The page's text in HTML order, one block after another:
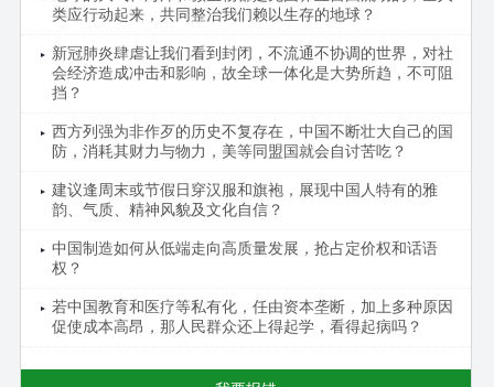
类应行动起来，共同整治我们赖以生存的地球？
新冠肺炎肆虐让我们看到封闭，不流通不协调的世界，对社
会经济造成冲击和影响，故全球一体化是大势所趋，不可阻
挡？
西方列强为非作歹的历史不复存在，中国不断壮大自己的国
防，消耗其财力与物力，美等同盟国就会自讨苦吃？
建议逢周末或节假日穿汉服和旗袍，展现中国人特有的雅
韵、气质、精神风貌及文化自信？
中国制造如何从低端走向高质量发展，抢占定价权和话语
权？
若中国教育和医疗等私有化，任由资本垄断，加上多种原因
促使成本高昂，那人民群众还上得起学，看得起病吗？